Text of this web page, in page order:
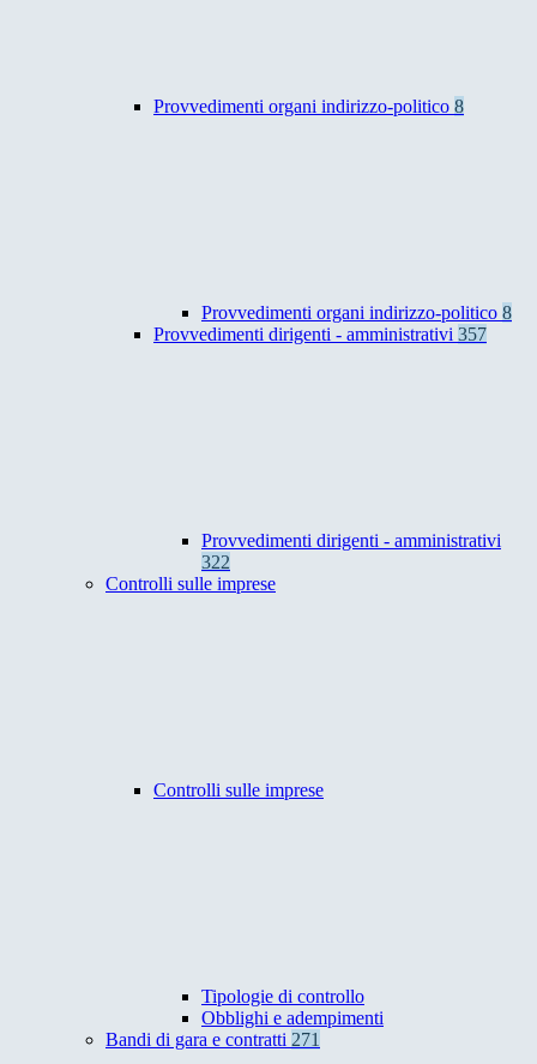
Provvedimenti organi indirizzo-politico 8
Provvedimenti organi indirizzo-politico 8
Provvedimenti dirigenti - amministrativi 357
Provvedimenti dirigenti - amministrativi
322
Controlli sulle imprese
Controlli sulle imprese
Tipologie di controllo
Obblighi e adempimenti
Bandi di gara e contratti 271